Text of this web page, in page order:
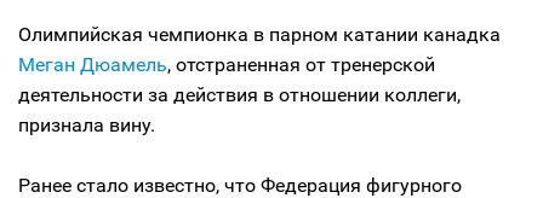
Олимпийская чемпионка в парном катании канадка
Меган Дюамель, отстраненная от тренерской
деятельности за действия в отношении коллеги,
признала вину.
Ранее стало известно, что Федерация фигурного